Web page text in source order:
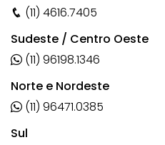
(11) 4616.7405
Sudeste / Centro Oeste
(11) 96198.1346
Norte e Nordeste
(11) 96471.0385
Sul